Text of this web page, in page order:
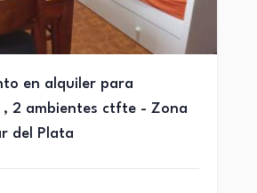
en alquiler para
, 2 ambientes ctfte - Zona
del Plata